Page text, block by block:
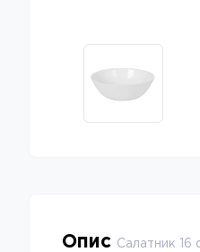
Опис Салатник 16